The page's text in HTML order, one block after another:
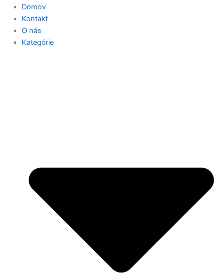
Domov
Kontakt
O nás
Kategórie